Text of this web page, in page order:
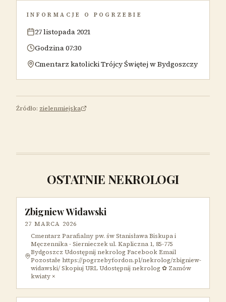
INFORMACJE O POGRZEBIE
27 listopada 2021
Godzina 07:30
Cmentarz katolicki Trójcy Świętej w Bydgoszczy
Źródło: zielenmiejska
OSTATNIE NEKROLOGI
Zbigniew Widawski
27 MARCA 2026
Cmentarz Parafialny pw. św Stanisława Biskupa i
Męczennika - Siernieczek ul. Kapliczna 1, 85-775
Bydgoszcz Udostępnij nekrolog Facebook Email
Pozostałe https://pogrzebyfordon.pl/nekrolog/zbigniew-
widawski/ Skopiuj URL Udostępnij nekrolog ✿ Zamów
kwiaty ×